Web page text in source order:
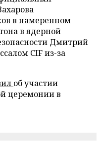
в намеренном
в ядерной
Дмитрий
CIF из-за
об участии
церемонии в